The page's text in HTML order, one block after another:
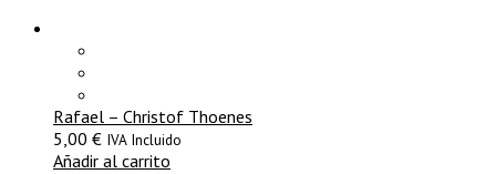
Rafael – Christof Thoenes
5,00 € IVA Incluido
Añadir al carrito